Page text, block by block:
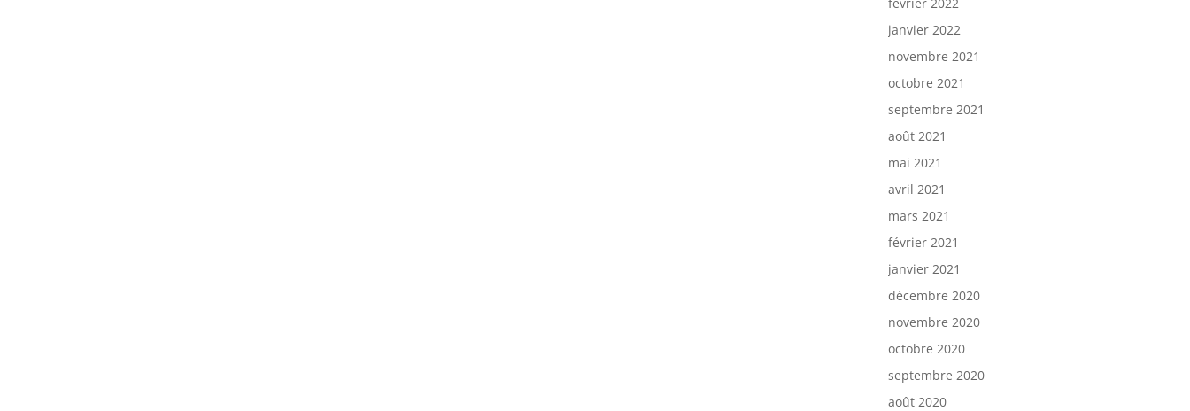
janvier 2022
novembre 2021
octobre 2021
septembre 2021
août 2021
mai 2021
avril 2021
mars 2021
février 2021
janvier 2021
décembre 2020
novembre 2020
octobre 2020
septembre 2020
août 2020